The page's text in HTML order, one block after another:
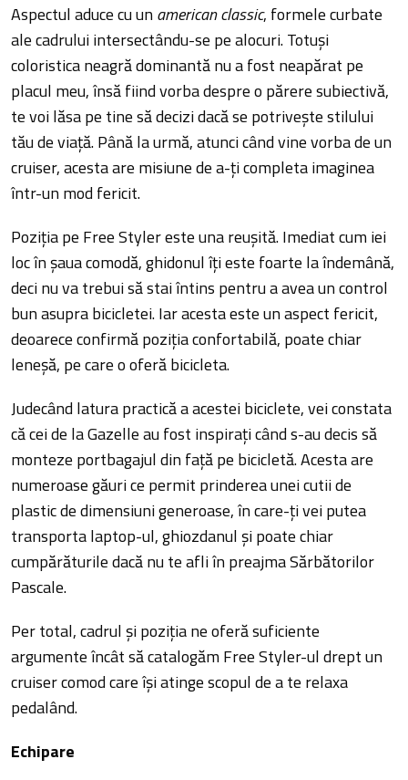
Aspectul aduce cu unamerican classic, formele curbate
ale cadrului intersectându-se pe alocuri. Totuși
coloristica neagră dominantă nu a fost neapărat pe
placul meu, însă fiind vorba despre o părere subiectivă,
te voi lăsa pe tine să decizi dacă se potrivește stilului
tău de viață. Până la urmă, atunci când vine vorba de un
cruiser, acesta are misiune de a-ți completa imaginea
într-un mod fericit.
Poziția pe Free Styler este una reușită. Imediat cum iei
loc în șaua comodă, ghidonul îți este foarte la îndemână,
deci nu va trebui să stai întins pentru a avea un control
bun asupra bicicletei. Iar acesta este un aspect fericit,
deoarece confirmă poziția confortabilă, poate chiar
leneșă, pe care o oferă bicicleta.
Judecând latura practică a acestei biciclete, vei constata
că cei de la Gazelle au fost inspirați când s-au decis să
monteze portbagajul din față pe bicicletă. Acesta are
numeroase găuri ce permit prinderea unei cutii de
plastic de dimensiuni generoase, în care-ți vei putea
transporta laptop-ul, ghiozdanul și poate chiar
cumpărăturile dacă nu te afli în preajma Sărbătorilor
Pascale.
Per total, cadrul și poziția ne oferă suficiente
argumente încât să catalogăm Free Styler-ul drept un
cruiser comod care își atinge scopul de a te relaxa
pedalând.
Echipare